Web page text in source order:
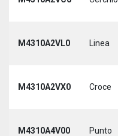
M4310A2VL0 Linea
M4310A2VX0 Croce
M4310A4V00 Punto